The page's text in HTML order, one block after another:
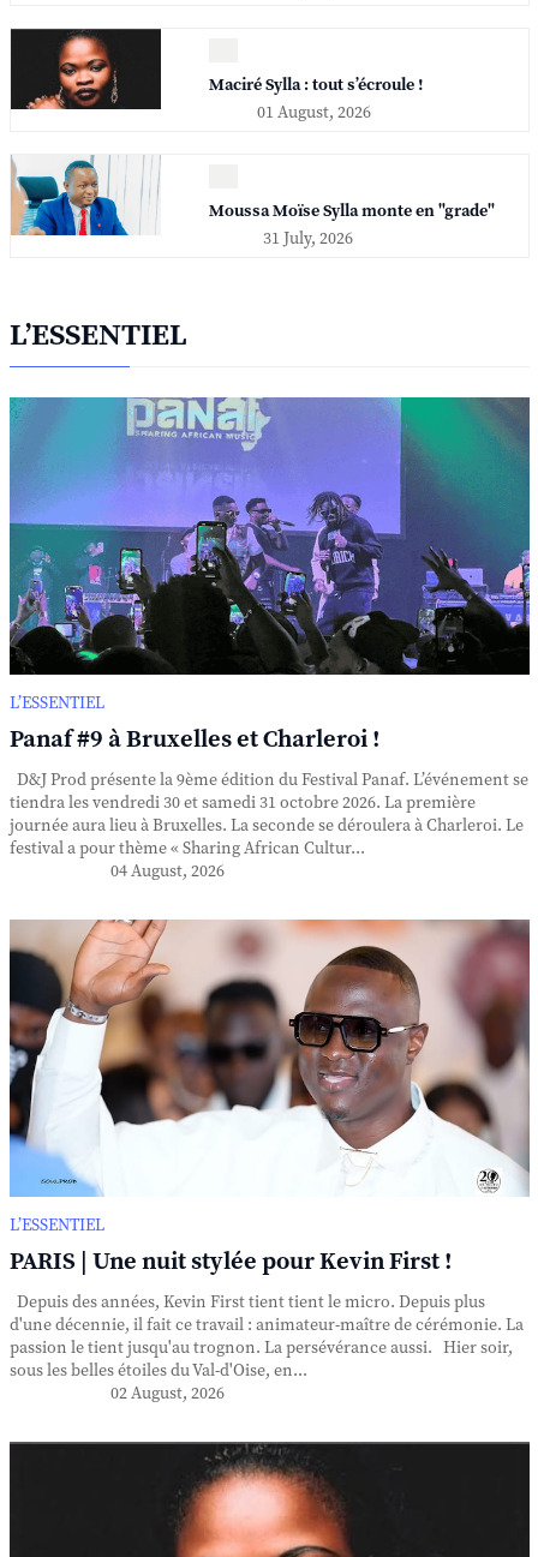
Maciré Sylla : tout s’écroule !
01 August, 2026
Moussa Moïse Sylla monte en "grade"
31 July, 2026
L’ESSENTIEL
L’ESSENTIEL
Panaf #9 à Bruxelles et Charleroi !
D&J Prod présente la 9ème édition du Festival Panaf. L’événement se
tiendra les vendredi 30 et samedi 31 octobre 2026. La première
journée aura lieu à Bruxelles. La seconde se déroulera à Charleroi. Le
festival a pour thème « Sharing African Cultur...
04 August, 2026
L’ESSENTIEL
PARIS | Une nuit stylée pour Kevin First !
Depuis des années, Kevin First tient tient le micro. Depuis plus
d'une décennie, il fait ce travail : animateur-maître de cérémonie. La
passion le tient jusqu'au trognon. La persévérance aussi. Hier soir,
sous les belles étoiles du Val-d'Oise, en...
02 August, 2026